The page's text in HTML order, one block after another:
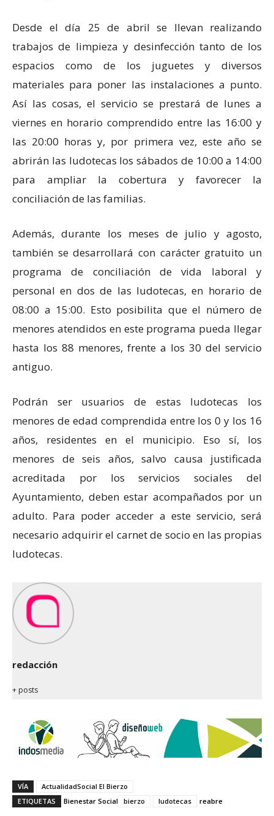
Desde el día 25 de abril se llevan realizando
trabajos de limpieza y desinfección tanto de los
espacios como de los juguetes y diversos
materiales para poner las instalaciones a punto.
Así las cosas, el servicio se prestará de lunes a
viernes en horario comprendido entre las 16:00 y
las 20:00 horas y, por primera vez, este año se
abrirán las ludotecas los sábados de 10:00 a 14:00
para ampliar la cobertura y favorecer la
conciliación de las familias.
Además, durante los meses de julio y agosto,
también se desarrollará con carácter gratuito un
programa de conciliación de vida laboral y
personal en dos de las ludotecas, en horario de
08:00 a 15:00. Esto posibilita que el número de
menores atendidos en este programa pueda llegar
hasta los 88 menores, frente a los 30 del servicio
antiguo.
Podrán ser usuarios de estas ludotecas los
menores de edad comprendida entre los 0 y los 16
años, residentes en el municipio. Eso sí, los
menores de seis años, salvo causa justificada
acreditada por los servicios sociales del
Ayuntamiento, deben estar acompañados por un
adulto. Para poder acceder a este servicio, será
necesario adquirir el carnet de socio en las propias
ludotecas.
redacción
+ posts
VÍA
ActualidadSocial El Bierzo
ETIQUETAS
Bienestar Social bierzo ludotecas reabre